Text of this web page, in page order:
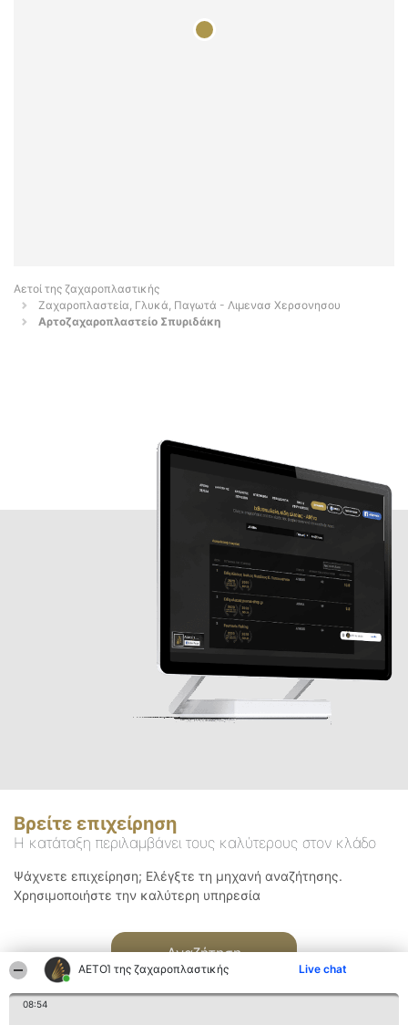
ΑΕΤΟΊ της ζαχαροπλαστικής Live chat
08:54
Αετοί της ζαχαροπλαστικής
Ζαχαροπλαστεία, Γλυκά, Παγωτά - Λιμενασ Χερσονησου
Αρτοζαχαροπλαστείο Σπυριδάκη
Βρείτε επιχείρηση
Η κατάταξη περιλαμβάνει τους καλύτερους στον κλάδο
Ψάχνετε επιχείρηση; Ελέγξτε τη μηχανή αναζήτησης.
Χρησιμοποιήστε την καλύτερη υπηρεσία
Αναζήτηση